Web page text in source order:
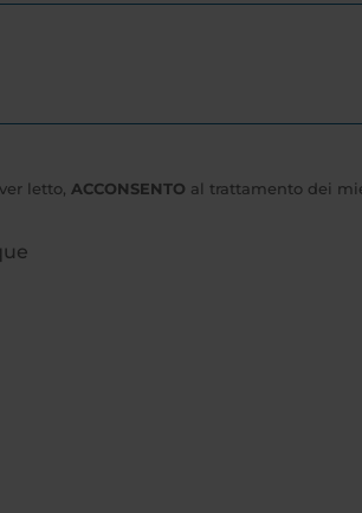
letto, ACCONSENTO al trattamento dei